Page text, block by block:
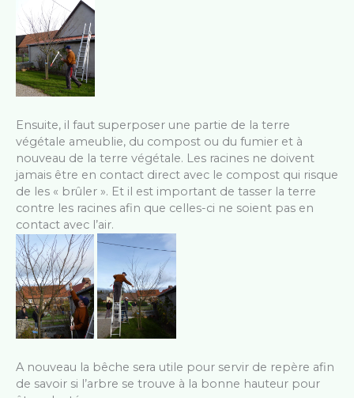
Ensuite, il faut superposer une partie de la terre
végétale ameublie, du compost ou du fumier et à
nouveau de la terre végétale. Les racines ne doivent
jamais être en contact direct avec le compost qui risque
de les « brûler ». Et il est important de tasser la terre
contre les racines afin que celles-ci ne soient pas en
contact avec l’air.
A nouveau la bêche sera utile pour servir de repère afin
de savoir si l’arbre se trouve à la bonne hauteur pour